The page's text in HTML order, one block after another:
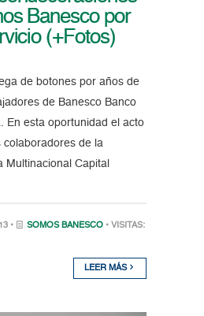
Banesco por
(+Fotos)
de botones por años de
de Banesco Banco
En esta oportunidad el acto
colaboradores de la
Multinacional Capital
• SOMOS BANESCO • VISITAS:
LEER MÁS